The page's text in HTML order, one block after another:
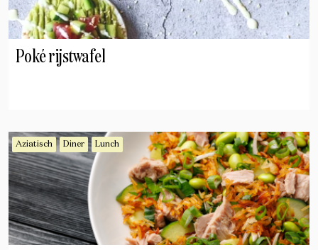
Poké rijstwafel
Aziatisch Diner Lunch